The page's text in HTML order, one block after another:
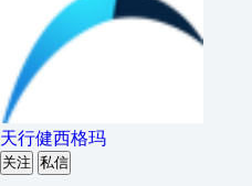
天行健西格玛
关注 私信